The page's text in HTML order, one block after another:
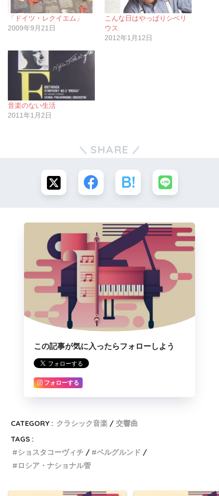
「ドイツ・レクイエム」
2009年9月21日
こんな日はやっぱりシベリ
ウス
2012年1月12日
音楽のない生活
2011年1月2日
SHARE
この記事が気に入ったらフォローしよう
フォローする
CATEGORY : クラシック音楽
交響曲
TAGS :
ショスタコーヴィチ
ベルグルンド
ロシア・ナショナル管